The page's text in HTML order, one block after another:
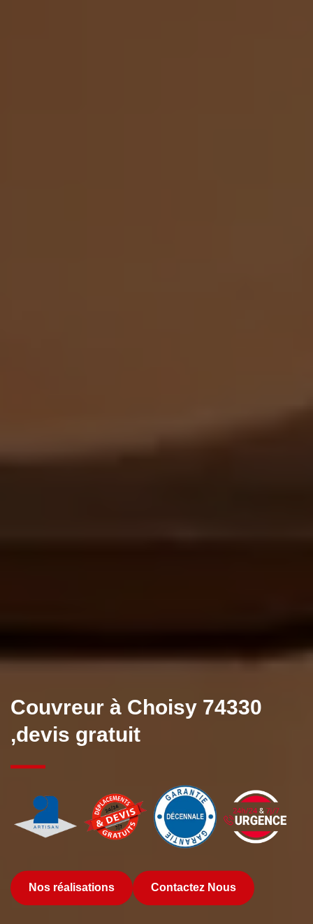
Couvreur à Choisy 74330
,devis gratuit
Nos réalisations Contactez Nous